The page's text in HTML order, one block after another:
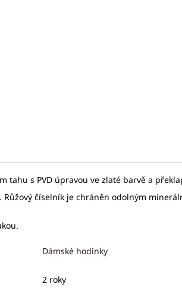
tahu s PVD úpravou ve zlaté barvě a
číselník je chráněn odolným
Dámské hodinky
2 roky